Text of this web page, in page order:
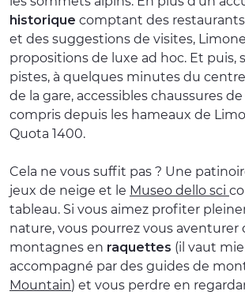
historique comptant des
et des suggestions de visites,
propositions de luxe ad hoc. Et puis,
pistes, à quelques minutes du
de la gare, accessibles chaussures
compris depuis les hameaux de
Quota 1400.
Cela ne vous suffit pas ? Une
jeux de neige et le Museo dello sci
tableau. Si vous aimez profiter
nature, vous pourrez vous aventurer
montagnes en raquettes (il vaut
accompagné par des guides de
Mountain) et vous perdre en